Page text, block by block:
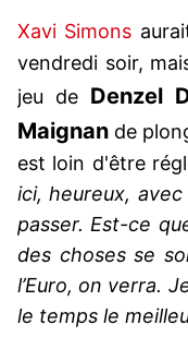
Xavi Simons
vendredi soir,
jeu de Denzel
Maignan de
est loin d'être
ici, heureux, avec
passer. Est-ce
des choses se
l’Euro, on verra.
le temps le